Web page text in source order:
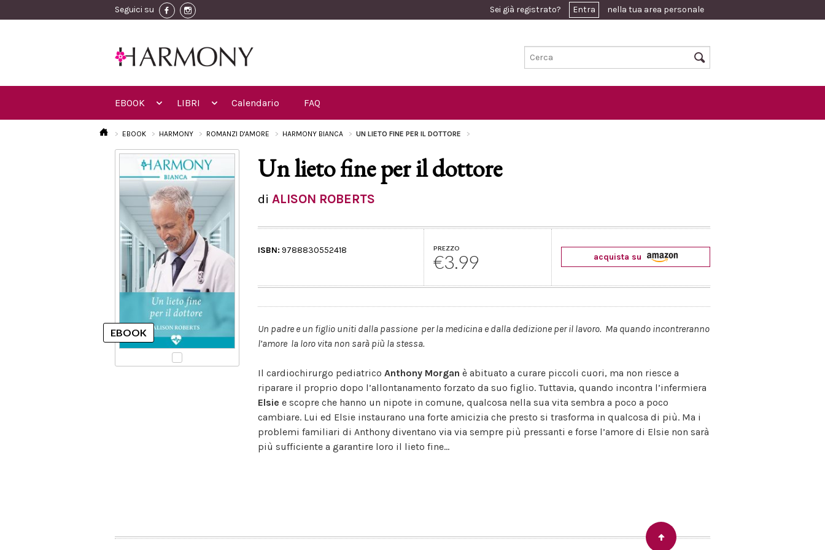
Seguici su Sei già registrato? Entra nella tua area personale
EBOOK LIBRI Calendario FAQ
EBOOK HARMONY ROMANZI D'AMORE HARMONY BIANCA UN LIETO FINE PER IL DOTTORE
Un lieto fine per il dottore
diALISON ROBERTS
ISBN: 9788830552418 PREZZO
€3.99 acquista su
Un padre e un figlio uniti dalla passione per la medicina e dalla dedizione per il lavoro. Ma quando incontreranno
l’amore la loro vita non sarà più la stessa.
Il cardiochirurgo pediatricoAnthony Morganè abituato a curare piccoli cuori, ma non riesce a
riparare il proprio dopo l’allontanamento forzato da suo figlio. Tuttavia, quando incontra l’infermiera
Elsie e scopre che hanno un nipote in comune, qualcosa nella sua vita sembra a poco a poco
cambiare. Lui ed Elsie instaurano una forte amicizia che presto si trasforma in qualcosa di più. Ma i
problemi familiari di Anthony diventano via via sempre più pressanti e forse l’amore di Elsie non sarà
più sufficiente a garantire loro il lieto fine...